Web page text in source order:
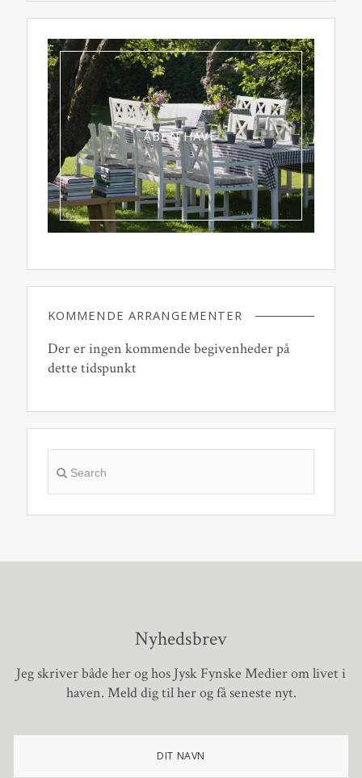
ÅBEN HAVE
KOMMENDE ARRANGEMENTER
Der er ingen kommende begivenheder på
dette tidspunkt
Nyhedsbrev
Jeg skriver både her og hos Jysk Fynske Medier om livet i
haven. Meld dig til her og få seneste nyt.